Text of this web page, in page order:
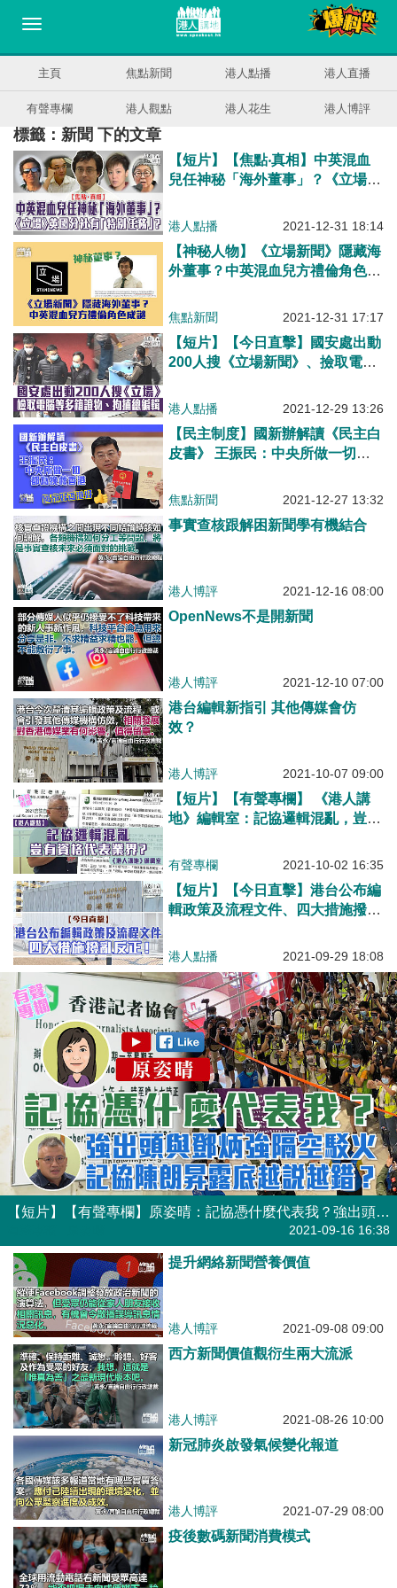
主頁 焦點新聞 港人點播 港人直播
有聲專欄 港人觀點 港人花生 港人博評
標籤：新聞 下的文章
【短片】【焦點‧真相】中英混血
兒任神秘「海外董事」？《立場》
港人點播 2021-12-31 18:14
【神秘人物】《立場新聞》隱藏海
外董事？中英混血兒方禮倫角色成
焦點新聞 2021-12-31 17:17
【短片】【今日直擊】國安處出動
200人搜《立場新聞》、撿取電腦
港人點播 2021-12-29 13:26
【民主制度】國新辦解讀《民主白
皮書》 王振民：中央所做一切都
焦點新聞 2021-12-27 13:32
事實查核跟解困新聞學有機結合
港人博評 2021-12-16 08:00
OpenNews不是開新聞
港人博評 2021-12-10 07:00
港台編輯新指引 其他傳媒會仿
效？
港人博評 2021-10-07 09:00
【短片】【有聲專欄】 《港人講
地》編輯室：記協邏輯混亂，豈有
有聲專欄 2021-10-02 16:35
【短片】【今日直擊】港台公布編
輯政策及流程文件、四大措施撥亂
港人點播 2021-09-29 18:08
【短片】【有聲專欄】原姿晴：記協憑什麼代表我？強出頭與鄧炳強隔空駁火、記協陳朗昇露底越說越錯？
2021-09-16 16:38
提升網絡新聞營養價值
港人博評 2021-09-08 09:00
西方新聞價值觀衍生兩大流派
港人博評 2021-08-26 10:00
新冠肺炎啟發氣候變化報道
港人博評 2021-07-29 08:00
疫後數碼新聞消費模式